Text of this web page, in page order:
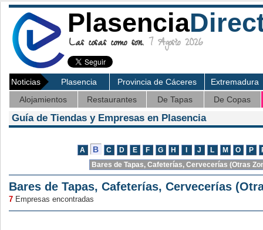
Plasencia
Las cosas como son. 7 Agosto 2026
Noticias Plasencia Provincia de Cáceres
Extremadura
Alojamientos
Restaurantes De Tapas De Copas
Guía de Tiendas y Empresas en Plasencia
Bares de Tapas, Cafeterías, Cervecerías
7 Empresas encontradas